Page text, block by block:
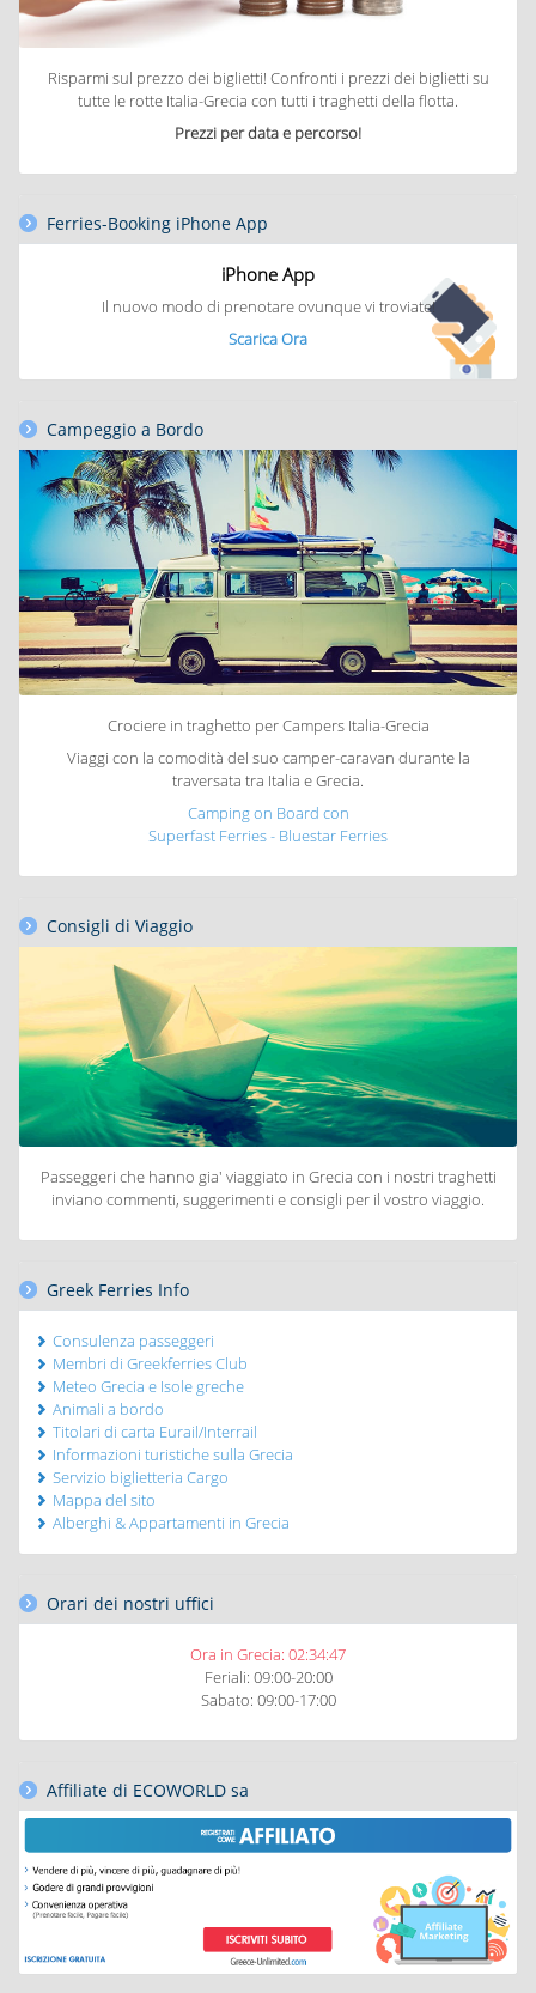
Risparmi sul prezzo dei biglietti! Confronti i prezzi dei biglietti su
tutte le rotte Italia-Grecia con tutti i traghetti della flotta.
Prezzi per data e percorso!
Ferries-Booking iPhone App
iPhone App
Il nuovo modo di prenotareovunque vi troviate!
Scarica Ora
Campeggio a Bordo
Crociere in traghetto per Campers Italia-Grecia
Viaggi con la comodità del suo camper-caravan durante la
traversata tra Italia e Grecia.
Camping on Board con
Superfast Ferries - Bluestar Ferries
Consigli di Viaggio
Passeggeri che hanno gia' viaggiato in Grecia con i nostri traghetti
inviano commenti, suggerimenti e consigli per il vostro viaggio.
Greek Ferries Info
Consulenza passeggeri
Membri di Greekferries Club
Meteo Grecia e Isole greche
Animali a bordo
Titolari di carta Eurail/Interrail
Informazioni turistiche sulla Grecia
Servizio biglietteria Cargo
Mappa del sito
Alberghi & Appartamenti in Grecia
Orari dei nostri uffici
Ora in Grecia: 02:34:49
Feriali: 09:00-20:00
Sabato: 09:00-17:00
Affiliate di ECOWORLD sa